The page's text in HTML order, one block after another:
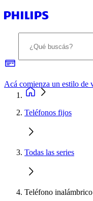
Teléfonos fijos
Todas las series
Teléfono inalámbrico